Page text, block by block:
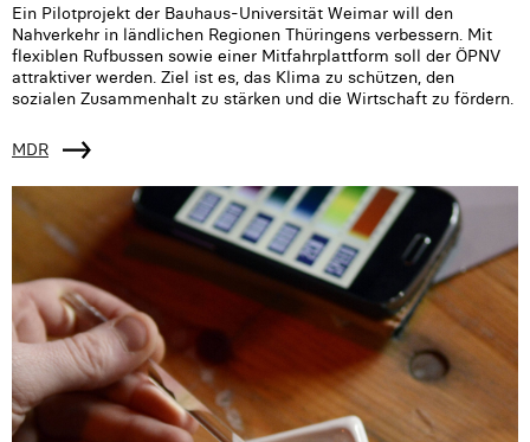
Ein Pilotprojekt der Bauhaus-Universität Weimar will den
Nahverkehr in ländlichen Regionen Thüringens verbessern. Mit
flexiblen Rufbussen sowie einer Mitfahrplattform soll der ÖPNV
attraktiver werden. Ziel ist es, das Klima zu schützen, den
sozialen Zusammenhalt zu stärken und die Wirtschaft zu fördern.
MDR